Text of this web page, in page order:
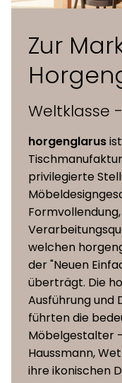
Sitzhöhe
Zur
Weltklasse
horgenglarus
privilegierte
welchen
der "Neuen
überträgt. Die
Ausführung und
führten die
Möbelgestalter
Haussmann,
ihre ikonischen